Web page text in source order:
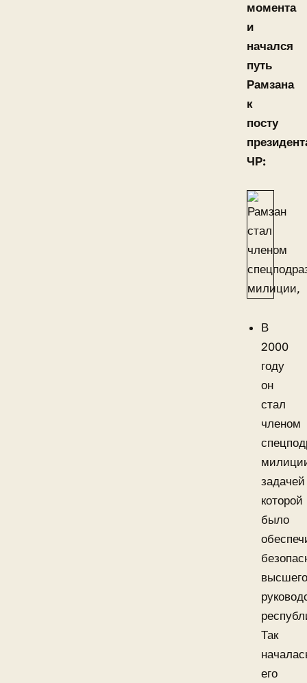
момента
и
начался
путь
Рамзана
к
посту
ЧР:
В
2000
году
он
стал
членом
задачей
которой
было
Так
его